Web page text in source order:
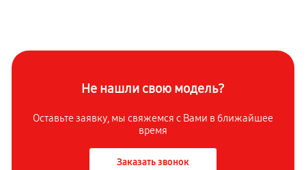
Не нашли свою модель?
Оставьте заявку, мы свяжемся с Вами в ближайшее
время
Заказать звонок